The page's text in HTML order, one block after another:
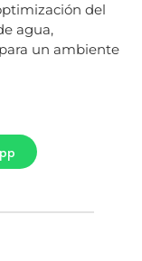
del
agua,
un ambiente